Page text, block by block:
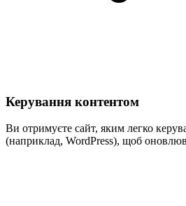
Керування контентом
Ви отримуєте сайт, яким легко
(наприклад, WordPress), щоб